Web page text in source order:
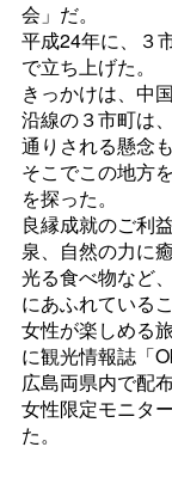
会」だ。
平成24年に、３
で立ち上げた。
きっかけは、中
沿線の３市町は
通りされる懸念も
そこでこの地方
を探った。
良縁成就のご利
泉、自然の力に
光る食べ物など
にあふれている
女性が楽しめる
に観光情報誌「
広島両県内で配布
女性限定モニタ
た。